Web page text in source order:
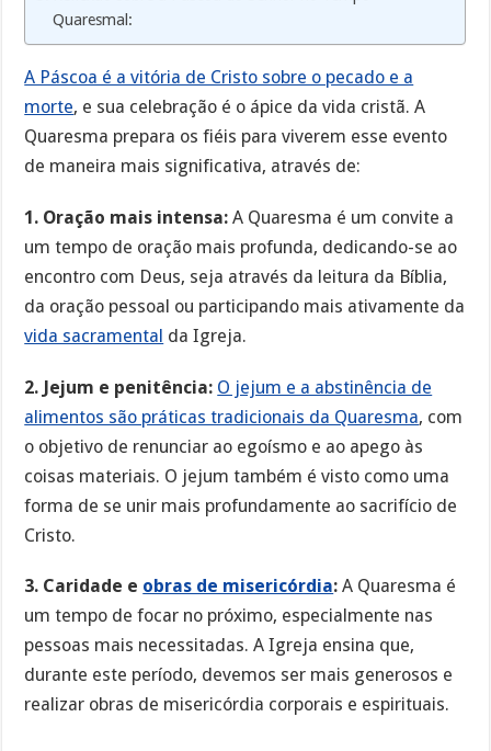
Quaresmal:
A Páscoa é a vitória de Cristo sobre o pecado e a
morte, e sua celebração é o ápice da vida cristã. A
Quaresma prepara os fiéis para viverem esse evento
de maneira mais significativa, através de:
1. Oração mais intensa: A Quaresma é um convite a
um tempo de oração mais profunda, dedicando-se ao
encontro com Deus, seja através da leitura da Bíblia,
da oração pessoal ou participando mais ativamente da
vida sacramental da Igreja.
2. Jejum e penitência: O jejum e a abstinência de
alimentos são práticas tradicionais da Quaresma, com
o objetivo de renunciar ao egoísmo e ao apego às
coisas materiais. O jejum também é visto como uma
forma de se unir mais profundamente ao sacrifício de
Cristo.
3. Caridade e obras de misericórdia: A Quaresma é
um tempo de focar no próximo, especialmente nas
pessoas mais necessitadas. A Igreja ensina que,
durante este período, devemos ser mais generosos e
realizar obras de misericórdia corporais e espirituais.